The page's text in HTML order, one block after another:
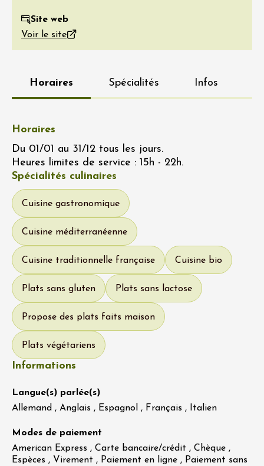
Site web
Voir le site
Horaires Spécialités Infos
Horaires
Du 01/01 au 31/12 tous les jours.
Heures limites de service : 15h - 22h.
Spécialités culinaires
Cuisine gastronomique
Cuisine méditerranéenne
Cuisine traditionnelle française Cuisine bio
Plats sans gluten Plats sans lactose
Propose des plats faits maison
Plats végétariens
Informations
Langue(s) parlée(s)
Allemand , Anglais , Espagnol , Français , Italien
Modes de paiement
American Express , Carte bancaire/crédit , Chèque ,
Espèces , Virement , Paiement en ligne , Paiement sans